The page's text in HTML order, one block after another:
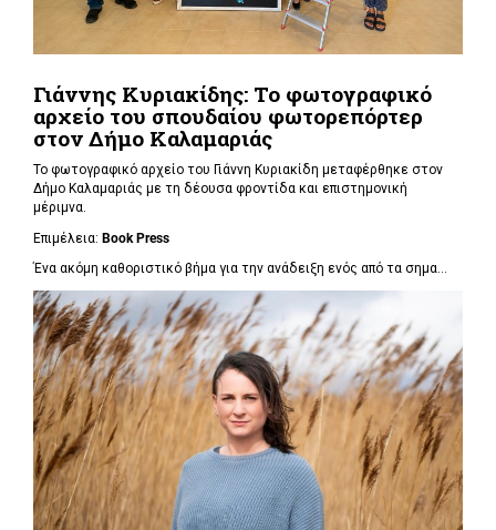
Γιάννης Κυριακίδης: Το φωτογραφικό
αρχείο του σπουδαίου φωτορεπόρτερ
στον Δήμο Καλαμαριάς
Το φωτογραφικό αρχείο του Γιάννη Κυριακίδη μεταφέρθηκε στον
Δήμο Καλαμαριάς με τη δέουσα φροντίδα και επιστημονική
μέριμνα.
Επιμέλεια: Book Press
Ένα ακόμη καθοριστικό βήμα για την ανάδειξη ενός από τα σημα...